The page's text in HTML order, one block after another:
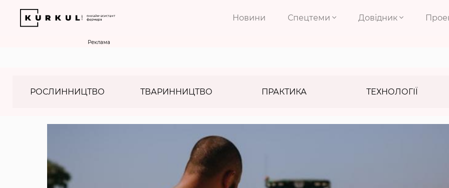
Новини Спецтеми Довідник
Реклама
РОСЛИННИЦТВО ТВАРИННИЦТВО ПРАКТИКА ТЕХНОЛОГІЇ